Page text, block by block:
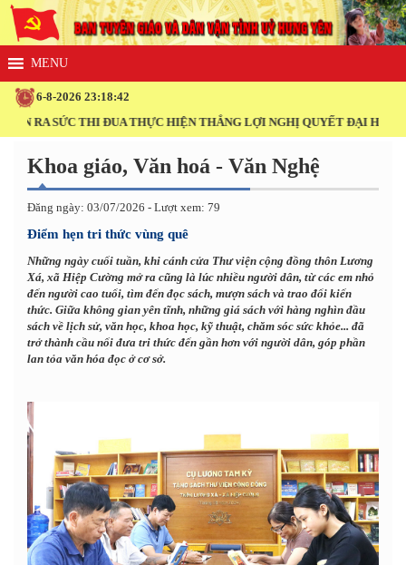
6-8-2026 23:18:43
SỨC THI ĐUA THỰC HIỆN THẮNG LỢI NGHỊ QUYẾT ĐẠI HỘI XIV CỦA
Khoa giáo, Văn hoá - Văn Nghệ
Đăng ngày: 03/07/2026 - Lượt xem: 79
Điểm hẹn tri thức vùng quê
Những ngày cuối tuần, khi cánh cửa Thư viện cộng đồng thôn Lương
Xá, xã Hiệp Cường mở ra cũng là lúc nhiều người dân, từ các em nhỏ
đến người cao tuổi, tìm đến đọc sách, mượn sách và trao đổi kiến
thức. Giữa không gian yên tĩnh, những giá sách với hàng nghìn đầu
sách về lịch sử, văn học, khoa học, kỹ thuật, chăm sóc sức khỏe... đã
trở thành cầu nối đưa tri thức đến gần hơn với người dân, góp phần
lan tỏa văn hóa đọc ở cơ sở.